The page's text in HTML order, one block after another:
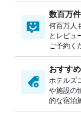
数百万
何百万人
とレビュ
ご予約く
おすす
ホテルズ
や施設の
的な宿泊